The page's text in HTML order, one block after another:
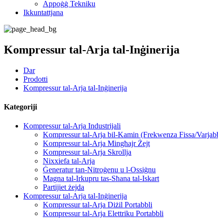
Appoġġ Tekniku
Ikkuntattjana
Kompressur tal-Arja tal-Inġinerija
Dar
Prodotti
Kompressur tal-Arja tal-Inġinerija
Kategoriji
Kompressur tal-Arja Industrijali
Kompressur tal-Arja bil-Kamin (Frekwenza Fissa/
Kompressur tal-Arja Mingħajr Żejt
Kompressur tal-Arja Skrollja
Nixxiefa tal-Arja
Ġeneratur tan-Nitroġenu u l-Ossiġnu
Magna tal-Irkupru tas-Sħana tal-Iskart
Partijiet żejda
Kompressur tal-Arja tal-Inġinerija
Kompressur tal-Arja Diżil Portabbli
Kompressur tal-Arja Elettriku Portabbli